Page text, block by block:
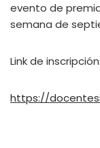
evento de
semana de
Link de inscripción:
https://